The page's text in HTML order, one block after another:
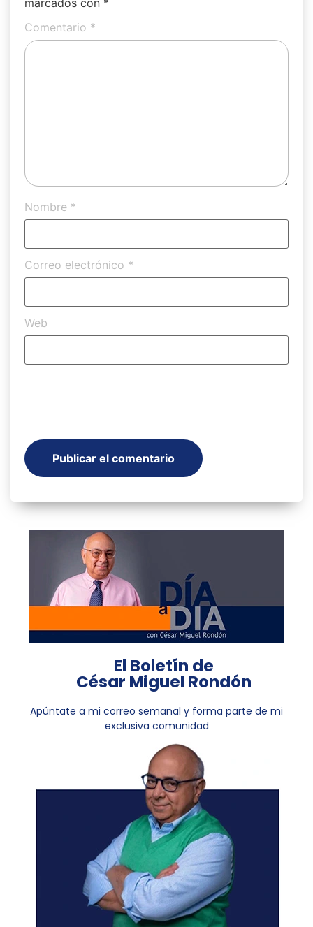
Comentario *
Nombre *
Correo electrónico *
Web
El Boletín de
César Miguel Rondón
Apúntate a mi correo semanal y forma parte de mi
exclusiva comunidad